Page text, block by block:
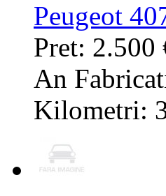
Peugeot
Pret: 2.500
An
Kilometri: